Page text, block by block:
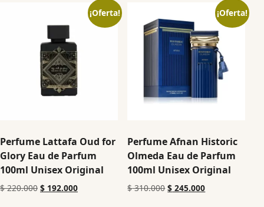
¡Oferta!
Perfume Lattafa Oud for
Glory Eau de Parfum
100ml Unisex Original
$220.000 $ 192.000
¡Oferta!
Perfume Afnan Historic
Olmeda Eau de Parfum
100ml Unisex Original
$310.000 $ 245.000